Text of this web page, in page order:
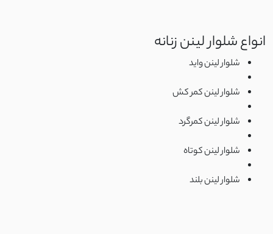
کرپ نخ
جودون
کرپ
انواع شلوار لینن زنانه
شلوار لینن واید
شلوار لینن کمر کش
شلوار لینن کمرگرد
شلوار لینن کوتاه
شلوار لینن بلند